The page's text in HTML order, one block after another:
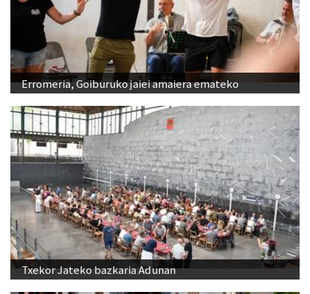
Erromeria, Goiburuko jaiei amaiera emateko
Txekor Jateko bazkaria Adunan